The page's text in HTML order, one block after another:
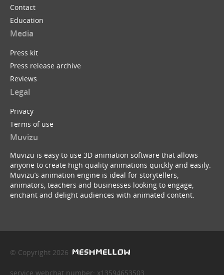
Contact
Education
Media
Press kit
Press release archive
Reviews
Legal
Privacy
Terms of use
Muvizu
Muvizu is easy to use 3D animation software that allows
anyone to create high quality animations quickly and easily.
Muvizu’s animation engine is ideal for storytellers,
animators, teachers and businesses looking to engage,
enchant and delight audiences with animated content.
© Copyright 2026
service webchat number: x13594653503